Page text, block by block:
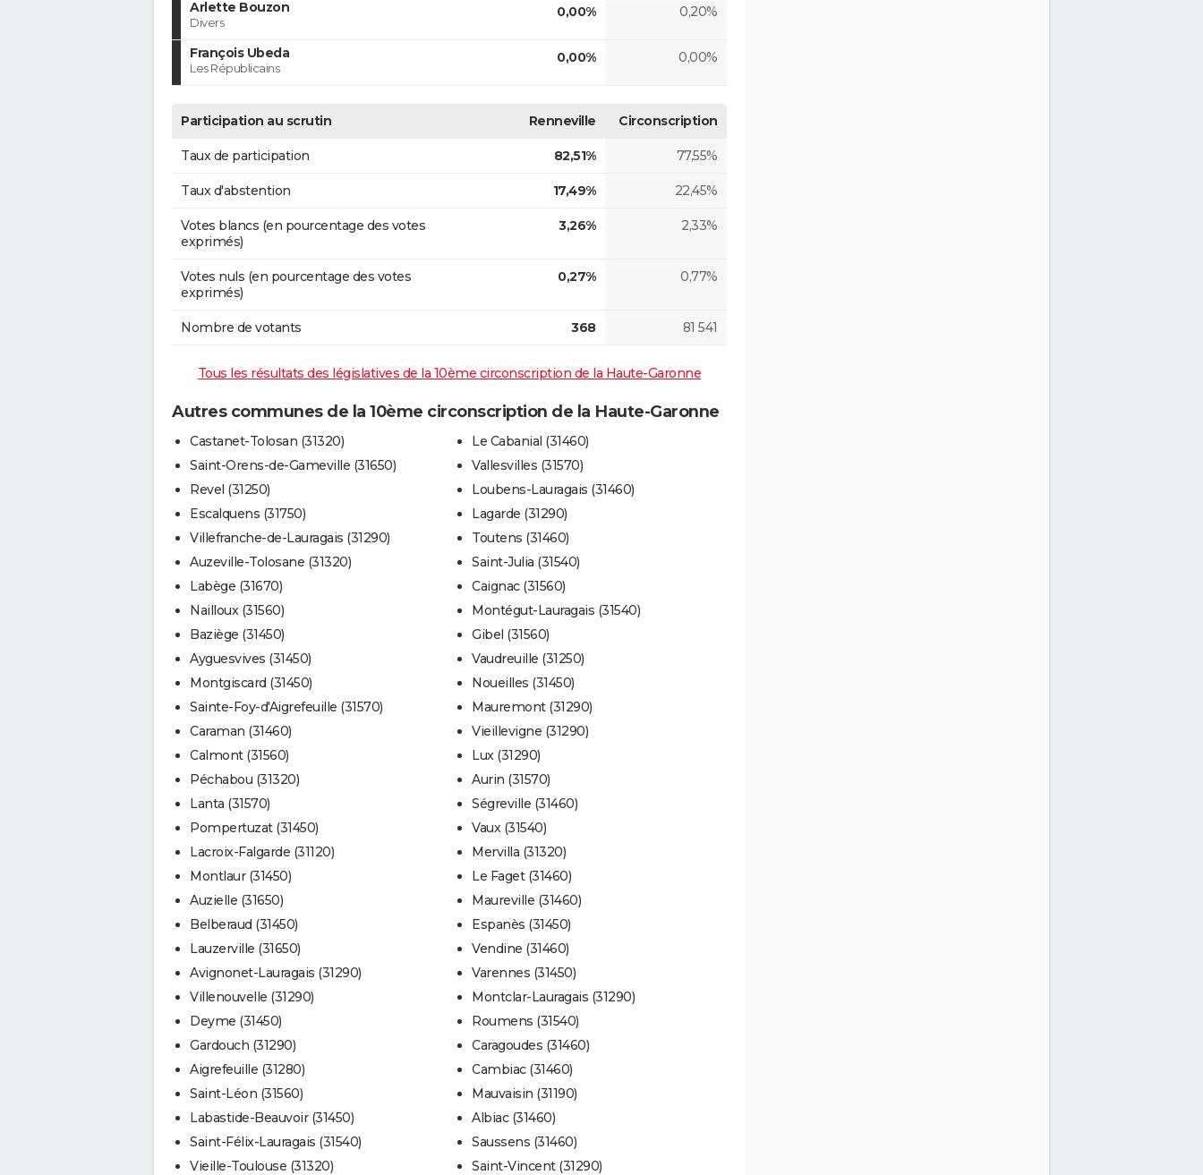
Arlette Bouzon
Divers
0,00% 0,20%
François Ubeda
Les Républicains
0,00% 0,00%
Participation au scrutin Renneville Circonscription
Taux de participation 82,51% 77,55%
Taux d'abstention 17,49% 22,45%
Votes blancs (en pourcentage des votes
exprimés)
3,26% 2,33%
Votes nuls (en pourcentage des votes
exprimés)
0,27% 0,77%
Nombre de votants 368 81 541
Tous les résultats des législatives de la 10ème circonscription de la Haute-Garonne
Autres communes de la 10ème circonscription de la Haute-Garonne
Castanet-Tolosan (31320)
Saint-Orens-de-Gameville (31650)
Revel (31250)
Escalquens (31750)
Villefranche-de-Lauragais (31290)
Auzeville-Tolosane (31320)
Labège (31670)
Nailloux (31560)
Baziège (31450)
Ayguesvives (31450)
Montgiscard (31450)
Sainte-Foy-d'Aigrefeuille (31570)
Caraman (31460)
Calmont (31560)
Péchabou (31320)
Lanta (31570)
Pompertuzat (31450)
Lacroix-Falgarde (31120)
Montlaur (31450)
Auzielle (31650)
Belberaud (31450)
Lauzerville (31650)
Avignonet-Lauragais (31290)
Villenouvelle (31290)
Deyme (31450)
Gardouch (31290)
Aigrefeuille (31280)
Saint-Léon (31560)
Labastide-Beauvoir (31450)
Saint-Félix-Lauragais (31540)
Vieille-Toulouse (31320)
Le Cabanial (31460)
Vallesvilles (31570)
Loubens-Lauragais (31460)
Lagarde (31290)
Toutens (31460)
Saint-Julia (31540)
Caignac (31560)
Montégut-Lauragais (31540)
Gibel (31560)
Vaudreuille (31250)
Noueilles (31450)
Mauremont (31290)
Vieillevigne (31290)
Lux (31290)
Aurin (31570)
Ségreville (31460)
Vaux (31540)
Mervilla (31320)
Le Faget (31460)
Maureville (31460)
Espanès (31450)
Vendine (31460)
Varennes (31450)
Montclar-Lauragais (31290)
Roumens (31540)
Caragoudes (31460)
Cambiac (31460)
Mauvaisin (31190)
Albiac (31460)
Saussens (31460)
Saint-Vincent (31290)